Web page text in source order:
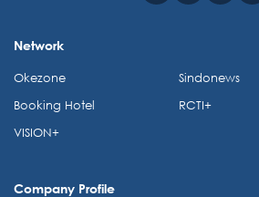
Network
Okezone
Booking Hotel
VISION+
Sindonews
RCTI+
Company Profile